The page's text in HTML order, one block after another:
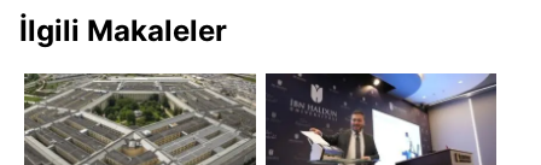
İlgili Makaleler